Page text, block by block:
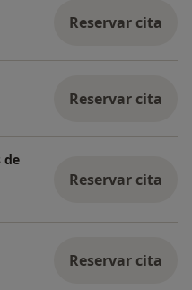
Reservar cita
Reservar cita
de
Reservar cita
Reservar cita